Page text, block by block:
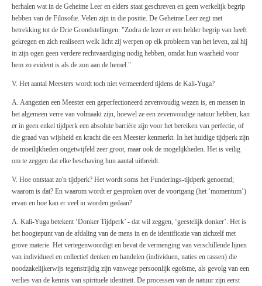
herhalen wat in de Geheime Leer en elders staat geschreven en geen werkelijk begrip
hebben van de Filosofie. Velen zijn in die positie. De Geheime Leer zegt met
betrekking tot de Drie Grondstellingen: "Zodra de lezer er een helder begrip van heeft
gekregen en zich realiseert welk licht zij werpen op elk probleem van het leven, zal hij
in zijn ogen geen verdere rechtvaardiging nodig hebben, omdat hun waarheid voor
hem zo evident is als de zon aan de hemel."
V. Het aantal Meesters wordt toch niet vermeerderd tijdens de Kali-Yuga?
A. Aangezien een Meester een geperfectioneerd zevenvoudig wezen is, en mensen in
het algemeen verre van volmaakt zijn, hoewel ze een zevenvoudige natuur hebben, kan
er in geen enkel tijdperk een absolute barrière zijn voor het bereiken van perfectie, of
die graad van wijsheid en kracht die een Meester kenmerkt. In het huidige tijdperk zijn
de moeilijkheden ongetwijfeld zeer groot, maar ook de mogelijkheden. Het is veilig
om te zeggen dat elke beschaving hun aantal uitbreidt.
V. Hoe ontstaat zo'n tijdperk? Het wordt soms het Funderings-tijdperk genoemd;
waarom is dat? En waarom wordt er gesproken over de voortgang (het ‘momentum’)
ervan en hoe kan er veel in worden gedaan?
A. Kali-Yuga betekent ‘Donker Tijdperk’ - dat wil zeggen, ‘geestelijk donker’. Het is
het hoogtepunt van de afdaling van de mens in en de identificatie van zichzelf met
grove materie. Het vertegenwoordigt en bevat de vermenging van verschillende lijnen
van individueel en collectief denken en handelen (individuen, naties en rassen) die
noodzakelijkerwijs tegenstrijdig zijn vanwege persoonlijk egoïsme, als gevolg van een
verlies van de kennis van spirituele identiteit. De processen van de natuur zijn eerst